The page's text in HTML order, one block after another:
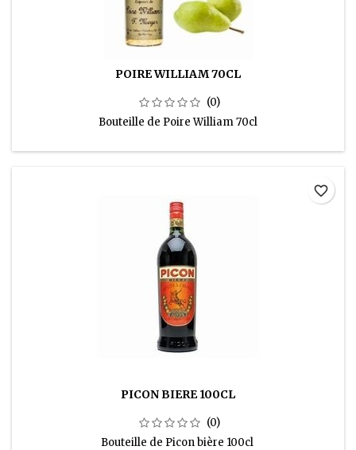
POIRE WILLIAM 70CL
(0)
Bouteille de Poire William 70cl
PICON BIERE 100CL
(0)
Bouteille de Picon bière 100cl
favorite_border